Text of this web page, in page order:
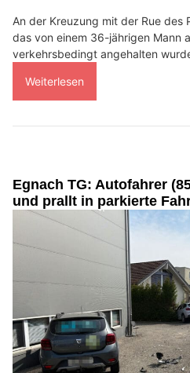
An der Kreuzung mit der Rue des
das von einem 36-jährigen Mann
verkehrsbedingt angehalten
Weiterlesen
Egnach TG: Autofahrer
und prallt in parkierte